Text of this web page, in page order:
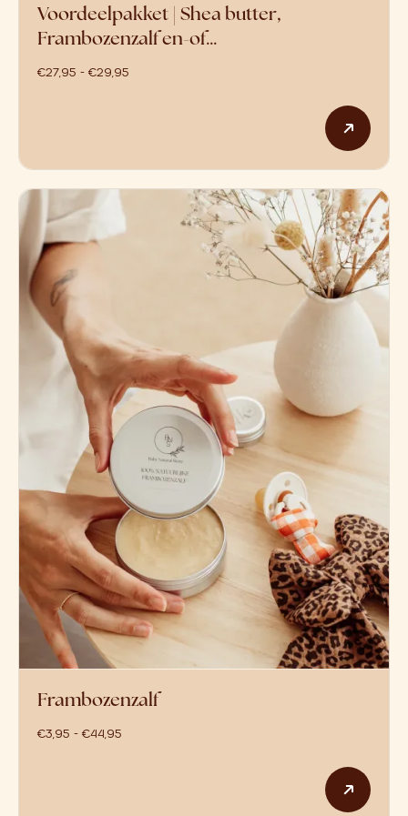
Voordeelpakket | Shea butter,
Frambozenzalf en-of…
€27,95 - €29,95
Dit
Frambozenzalf
€3,95 - €44,95
Dit